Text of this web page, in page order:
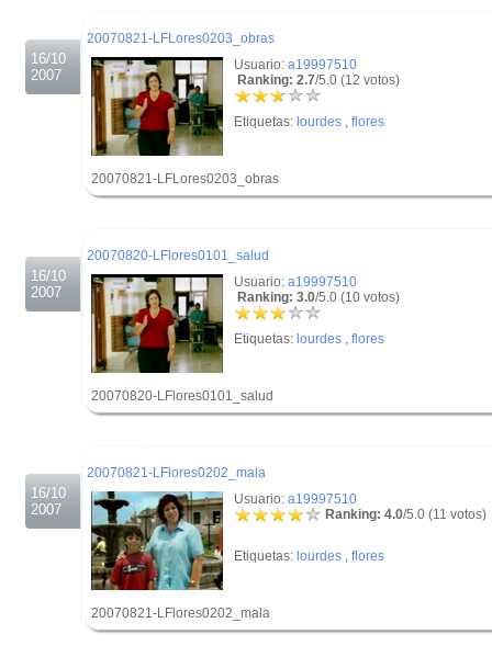
16/10
2007
20070821-LFLores0203_obras
Usuario: a19997510
Ranking: 2.7/5.0 (12 votos)
Etiquetas: lourdes , flores
20070821-LFLores0203_obras
16/10
2007
20070820-LFlores0101_salud
Usuario: a19997510
Ranking: 3.0/5.0 (10 votos)
Etiquetas: lourdes , flores
20070820-LFlores0101_salud
16/10
2007
20070821-LFlores0202_mala
Usuario: a19997510
Ranking: 4.0/5.0 (11 votos)
Etiquetas: lourdes , flores
20070821-LFlores0202_mala